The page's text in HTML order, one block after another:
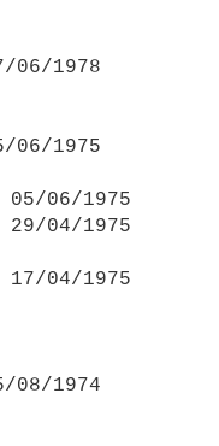
06/1978
06/1975
05/06/1975
29/04/1975
17/04/1975
08/1974